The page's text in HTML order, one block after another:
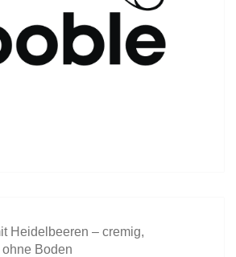
Heidelbeeren – cremig,
Boden